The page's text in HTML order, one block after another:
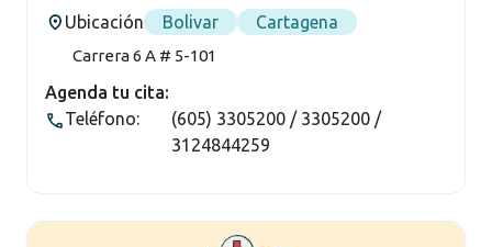
Ubicación Bolivar Cartagena
Carrera 6 A # 5-101
Agenda tu cita:
Teléfono:
(605) 3305200 / 3305200 /
3124844259